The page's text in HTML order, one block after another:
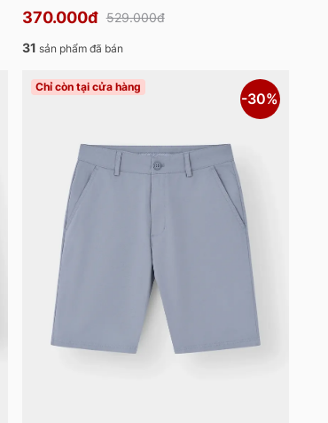
370.000đ 529.000đ
31 sản phẩm đã bán
Chỉ còn tại cửa hàng
-30%